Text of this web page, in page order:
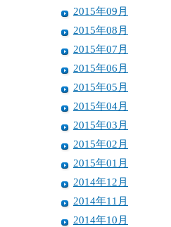
2015年09月
2015年08月
2015年07月
2015年06月
2015年05月
2015年04月
2015年03月
2015年02月
2015年01月
2014年12月
2014年11月
2014年10月